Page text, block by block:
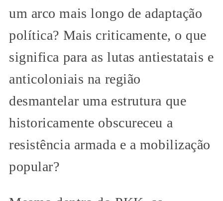
um arco mais longo de adaptação
política? Mais criticamente, o que
significa para as lutas antiestatais e
anticoloniais na região
desmantelar uma estrutura que
historicamente obscureceu a
resistência armada e a mobilização
popular?